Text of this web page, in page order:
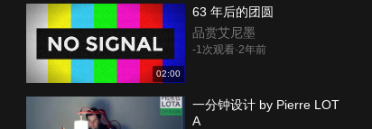
02:00
63 年后的团圆
品赏艾尼墨
-1次观看·2年前
一分钟设计 by Pierre LOT
A